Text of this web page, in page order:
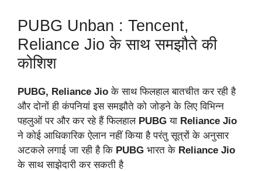
PUBG Unban : Tencent,
Reliance Jio के साथ समझौते की
कोशिश
PUBG, Reliance Jio के साथ फिलहाल बातचीत कर रही है
और दोनों ही कंपनियां इस समझौते को जोड़ने के लिए विभिन्न
पहलुओं पर और कर रहे हैं फिलहाल PUBG या Reliance Jio
ने कोई आधिकारिक ऐलान नहीं किया है परंतु सूत्रों के अनुसार
अटकले लगाई जा रही है कि PUBG भारत के Reliance Jio
के साथ साझेदारी कर सकती है